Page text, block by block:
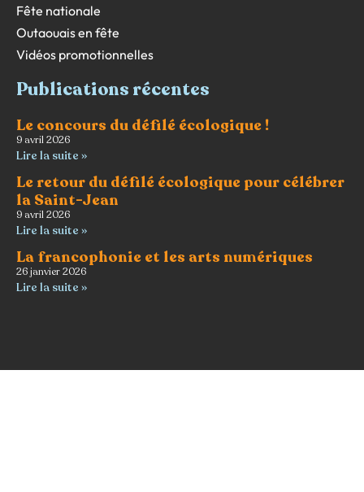
Fête nationale
Outaouais en fête
Vidéos promotionnelles
Publications récentes
Le concours du défilé écologique !
9 avril 2026
Lire la suite »
Le retour du défilé écologique pour célébrer
la Saint-Jean
9 avril 2026
Lire la suite »
La francophonie et les arts numériques
26 janvier 2026
Lire la suite »